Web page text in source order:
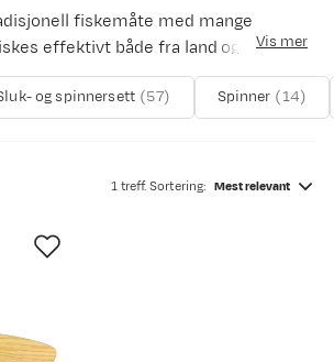
fiskemåte med mange
effektivt både fra land og båt.
er lov å fiske med oter der du
Vis mer
og spinnersett (57) Spinner (14)
1 treff. Sortering: Mest relevant